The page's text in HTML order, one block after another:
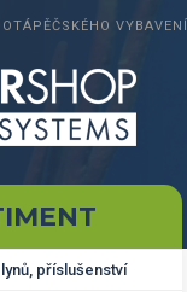
VYBAVENÍ
příslušenství